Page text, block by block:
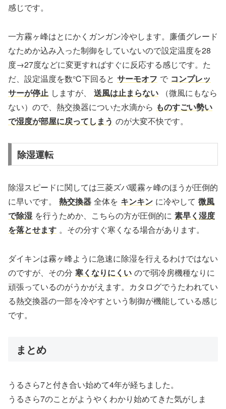
感じです。
一方霧ヶ峰はとにかくガンガン冷やします。廉価グレード
なためか込み入った制御をしていないので設定温度を28
度→27度などに変更すればすぐに反応する感じです。た
だ、設定温度を数℃下回ると サーモオフ で コンプレッ
サーが停止 しますが、 送風は止まらない
（微風にもなら
ない）ので、熱交換器についた水滴から ものすごい勢い
で湿度が部屋に戻ってしまう のが大変不快です。
除湿運転
除湿スピードに関しては三菱ズバ暖霧ヶ峰のほうが圧倒的
に早いです。
熱交換器 全体を キンキン に冷やして 微風
で除湿 を行うためか、こちらの方が圧倒的に 素早く湿度
を落とせます 。その分すぐ寒くなる場合があります。
ダイキンは霧ヶ峰ように急速に除湿を行えるわけではない
のですが、その分 寒くなりにくい ので弱冷房機種なりに
頑張っているのがうかがえます。カタログでうたわれてい
る熱交換器の一部を冷やすという制御が機能している感じ
です。
まとめ
うるさら7と付き合い始めて4年が経ちました。
うるさら7のことがようやくわかり始めてきた気がしま